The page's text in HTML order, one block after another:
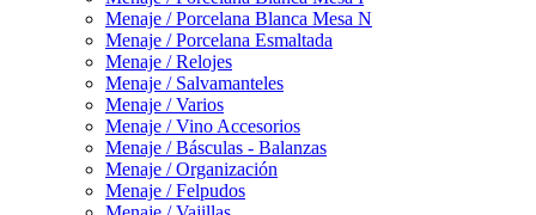
Menaje / Porcelana Blanca Mesa N
Menaje / Porcelana Esmaltada
Menaje / Relojes
Menaje / Salvamanteles
Menaje / Varios
Menaje / Vino Accesorios
Menaje / Básculas - Balanzas
Menaje / Organización
Menaje / Felpudos